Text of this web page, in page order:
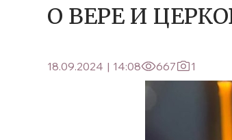
О ВЕРЕ И
18.09.2024 | 14:08 667 1